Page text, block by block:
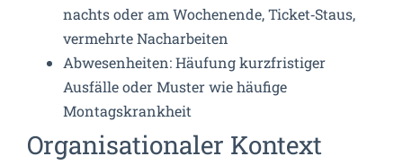
nachts oder am Wochenende, Ticket‑Staus,
vermehrte Nacharbeiten
Abwesenheiten: Häufung kurzfristiger
Ausfälle oder Muster wie häufige
Montagskrankheit
Organisationaler Kontext